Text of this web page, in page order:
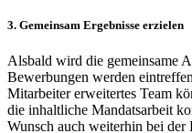
3. Gemeinsam Ergebnisse erzielen
Alsbald wird die gemeinsame
Bewerbungen werden
Mitarbeiter erweitertes Team
die inhaltliche Mandatsarbeit
Wunsch auch weiterhin bei